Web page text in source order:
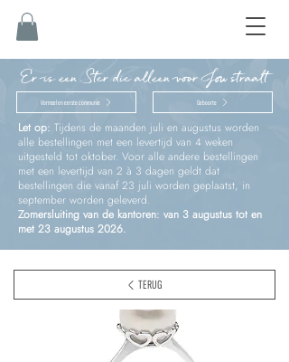
Er is een Ster die alleen voor Jou straalt
Vormsel en eerste communie Geboorte
Let op: Tijdens de maanden juli en augustus worden
alle bestellingen met een levertijd van 4 weken
uitgesteld tot oktober. Voor alle andere bestellingen
met een levertijd van 2 à 3 dagen geldt dat
bestellingen die vanaf 23 juli worden geplaatst, in
september worden geleverd.
Zomersluiting van de kantoren: van 3 augustus tot en
met 23 augustus 2026.
TERUG